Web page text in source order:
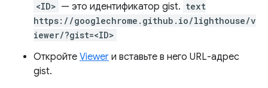
<ID> — это идентификатор gist. text
https://googlechrome.github.io/lighthouse/v
iewer/?gist=<ID>
Откройте Viewer и вставьте в него URL-адрес
gist.